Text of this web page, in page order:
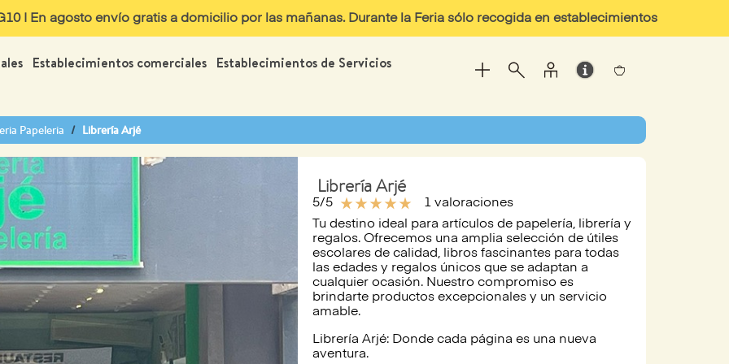
| En agosto envío gratis a domicilio por las mañanas. Durante la Feria sólo recogida en establecimientos
Establecimientos comerciales Establecimientos de Servicios
Papeleria Librería Arjé
Librería Arjé
5/5 star_rate star_rate star_rate star_rate star_rate
1 valoraciones
Tu destino ideal para artículos de papelería, librería y
regalos. Ofrecemos una amplia selección de útiles
escolares de calidad, libros fascinantes para todas
las edades y regalos únicos que se adaptan a
cualquier ocasión. Nuestro compromiso es
brindarte productos excepcionales y un servicio
amable.
Librería Arjé: Donde cada página es una nueva
aventura.